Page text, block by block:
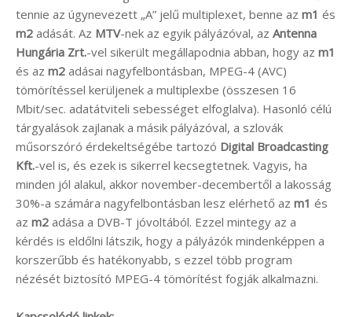
tennie az úgynevezett „A” jelű multiplexet, benne az m1 és
m2 adását. Az MTV-nek az egyik pályázóval, az Antenna
Hungária Zrt.-vel sikerült megállapodnia abban, hogy az m1
és az m2 adásai nagyfelbontásban, MPEG-4 (AVC)
tömörítéssel kerüljenek a multiplexbe (összesen 16
Mbit/sec. adatátviteli sebességet elfoglalva). Hasonló célú
tárgyalások zajlanak a másik pályázóval, a szlovák
műsorszóró érdekeltségébe tartozó Digital Broadcasting
Kft.-vel is, és ezek is sikerrel kecsegtetnek. Vagyis, ha
minden jól alakul, akkor november-decembertől a lakosság
30%-a számára nagyfelbontásban lesz elérhető az m1 és
az m2 adása a DVB-T jóvoltából. Ezzel mintegy az a
kérdés is eldőlni látszik, hogy a pályázók mindenképpen a
korszerűbb és hatékonyabb, s ezzel több program
nézését biztosító MPEG-4 tömörítést fogják alkalmazni.